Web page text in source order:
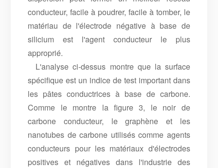
conducteur, facile à poudrer, facile à tomber, le
matériau de l'électrode négative à base de
silicium est l'agent conducteur le plus
approprié.
L'analyse ci-dessus montre que la surface
spécifique est un indice de test important dans
les pâtes conductrices à base de carbone.
Comme le montre la figure 3, le noir de
carbone conducteur, le graphène et les
nanotubes de carbone utilisés comme agents
conducteurs pour les matériaux d'électrodes
positives et négatives dans l'industrie des